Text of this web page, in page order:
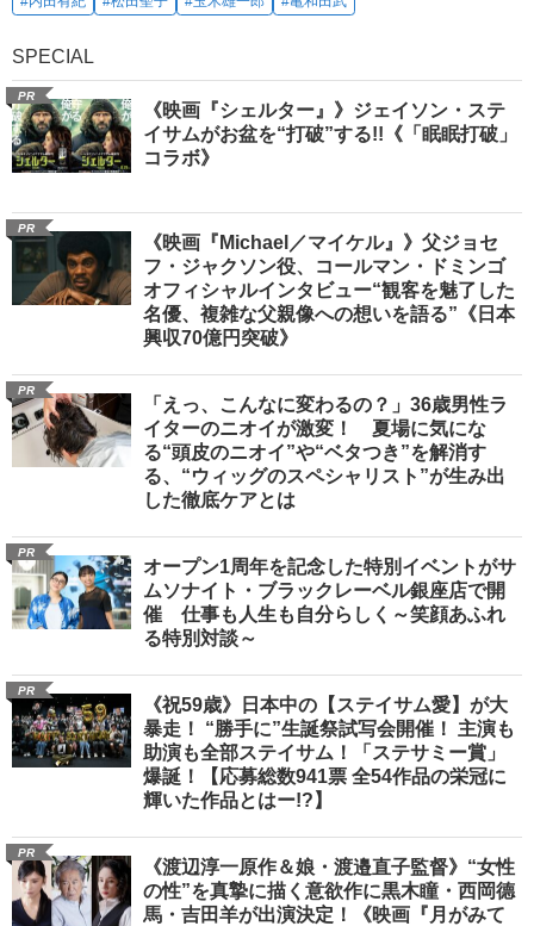
SPECIAL
PR
《映画『シェルター』》ジェイソン・ステ
イサムがお盆を“打破”する!!《「眠眠打破」
コラボ》
PR
《映画『Michael／マイケル』》父ジョセ
フ・ジャクソン役、コールマン・ドミンゴ
オフィシャルインタビュー“観客を魅了した
名優、複雑な父親像への想いを語る”《日本
興収70億円突破》
PR
「えっ、こんなに変わるの？」36歳男性ラ
イターのニオイが激変！ 夏場に気にな
る“頭皮のニオイ”や“ベタつき”を解消す
る、“ウィッグのスペシャリスト”が生み出
した徹底ケアとは
PR
オープン1周年を記念した特別イベントがサ
ムソナイト・ブラックレーベル銀座店で開
催 仕事も人生も自分らしく～笑顔あふれ
る特別対談～
PR
《祝59歳》日本中の【ステイサム愛】が大
暴走！ “勝手に”生誕祭試写会開催！ 主演も
助演も全部ステイサム！「ステサミー賞」
爆誕！【応募総数941票 全54作品の栄冠に
輝いた作品とはー!?】
PR
《渡辺淳一原作＆娘・渡邉直子監督》“女性
の性”を真摯に描く意欲作に黒木瞳・西岡德
馬・吉田羊が出演決定！《映画『月がみて